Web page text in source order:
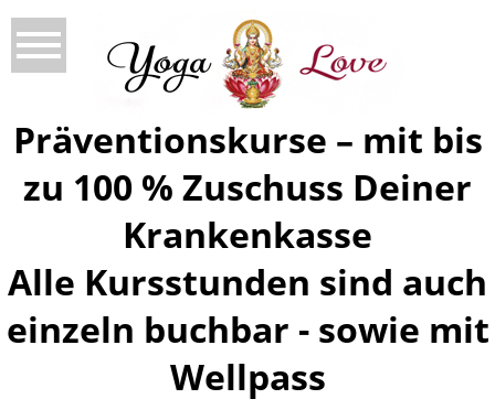
Präventionskurse – mit bis
zu 100 % Zuschuss Deiner
Krankenkasse
Alle Kursstunden sind auch
einzeln buchbar - sowie mit
Wellpass